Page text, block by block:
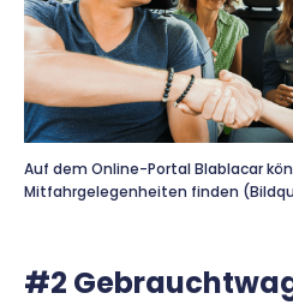
Auf dem Online-Portal Blablacar
Mitfahrgelegenheiten finden
#2